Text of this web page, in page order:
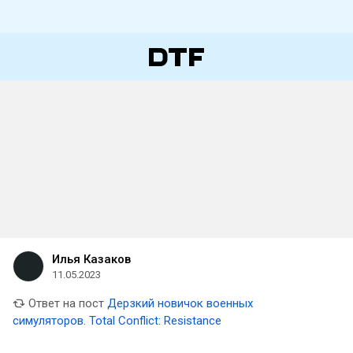
Илья Казаков
11.05.2023
Ответ на пост Дерзкий новичок военных
симуляторов. Total Conflict: Resistance